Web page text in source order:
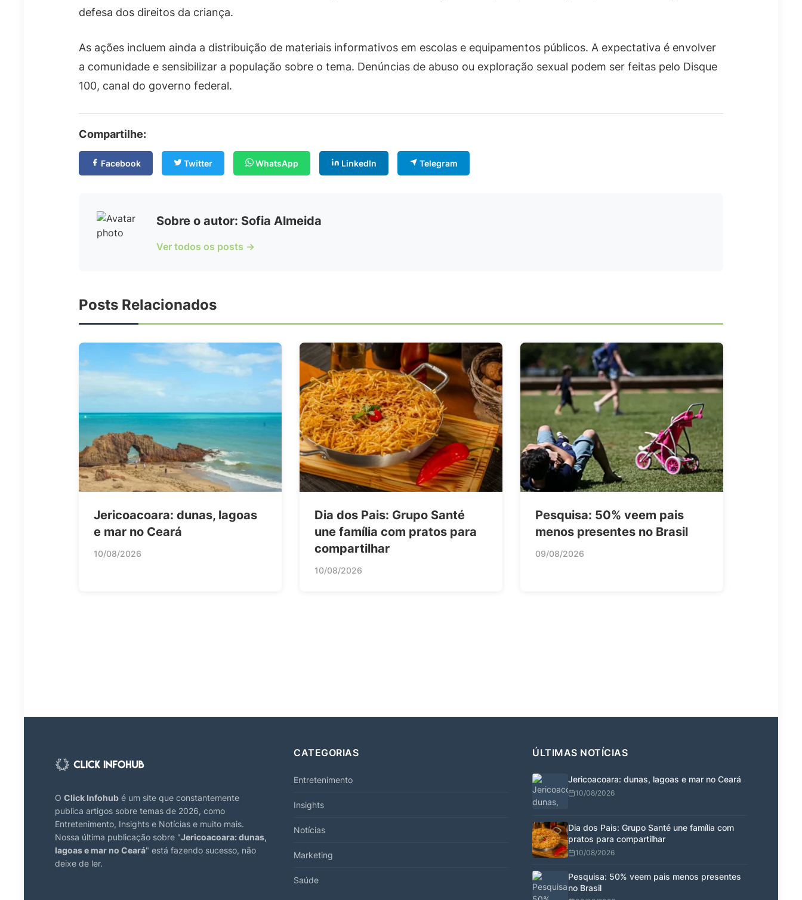
defesa dos direitos da criança.
As ações incluem ainda a distribuição de materiais informativos em escolas e equipamentos públicos. A expectativa é envolver
a comunidade e sensibilizar a população sobre o tema. Denúncias de abuso ou exploração sexual podem ser feitas pelo Disque
100, canal do governo federal.
Compartilhe:
Facebook Twitter WhatsApp LinkedIn Telegram
Sobre o autor: Sofia Almeida
Ver todos os posts →
Posts Relacionados
Jericoacoara: dunas, lagoas
e mar no Ceará
10/08/2026
Dia dos Pais: Grupo Santé
une família com pratos para
compartilhar
10/08/2026
Pesquisa: 50% veem pais
menos presentes no Brasil
09/08/2026
O Click Infohub é um site que constantemente
publica artigos sobre temas de 2026, como
Entretenimento, Insights e Notícias e muito mais.
Nossa última publicação sobre "Jericoacoara: dunas,
lagoas e mar no Ceará" está fazendo sucesso, não
deixe de ler.
CATEGORIAS
Entretenimento
Insights
Notícias
Marketing
Saúde
ÚLTIMAS NOTÍCIAS
Jericoacoara: dunas, lagoas e mar no Ceará
10/08/2026
Dia dos Pais: Grupo Santé une família com
pratos para compartilhar
10/08/2026
Pesquisa: 50% veem pais menos presentes
no Brasil